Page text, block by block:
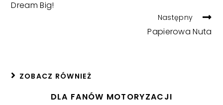
ARTICLES
Dream Big!
Następny
Papierowa Nuta
ZOBACZ RÓWNIEŻ
DLA FANÓW MOTORYZACJI